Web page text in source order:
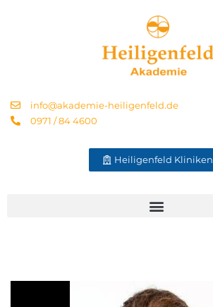
info@akademie-heiligenfeld.de
0971 / 84 4600
Heiligenfeld Kliniken